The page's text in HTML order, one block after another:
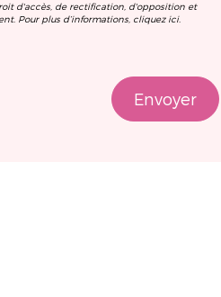
d'accès, de rectification, d'opposition et
Pour plus d’informations, cliquez ici.